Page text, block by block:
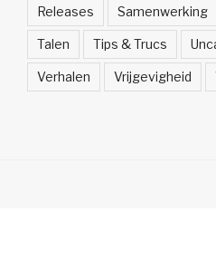
Releases Samenwerking
Talen Tips & Trucs
Verhalen Vrijgevigheid